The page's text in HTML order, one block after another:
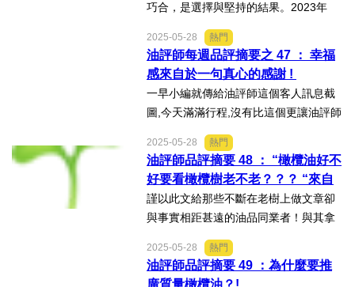
巧合，是選擇與堅持的結果。2023年
的授權。這不是一張證書，而是一場長
達數月、歷經多次選拔、淘汰與複訓的
旅程。我們不只是開了一門...
2025-05-28 熱門
油評師每週品評摘要之 47 ： 幸福
感來自於一句真心的感謝 !
一早小編就傳給油評師這個客人訊息截
圖,今天滿滿行程,沒有比這個更讓油評師
還好最後物品順利通關，我也收到包裹
囉！很好奇致歉禮是什麼呢？小編:我們
會另外寄...
2025-05-28 熱門
油評師品評摘要 48 ： “橄欖油好不
好要看橄欖樹老不老？？？ “來自
曼時油評師Lady Kim的專業品評
謹以此文給那些不斷在老樹上做文章卻
與事實相距甚遠的油品同業者！與其拿
精煉規模業者背書拿業配,賣弄市場語言
混淆消費者,曼時油評師更令人尊敬！沒
2025-05-28 熱門
油評師品評摘要 49 ：為什麼要推
廣質量橄欖油？!